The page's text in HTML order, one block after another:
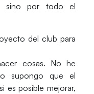
sino por todo el
del club para
cosas. No he
supongo que el
es posible mejorar,